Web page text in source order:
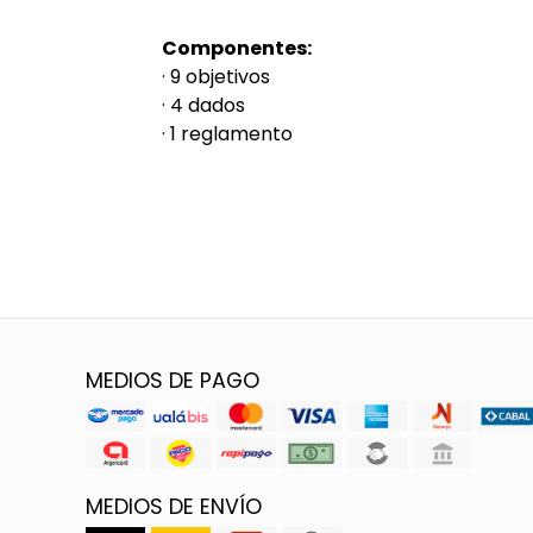
Componentes:
· 9 objetivos
· 4 dados
· 1 reglamento
MEDIOS DE PAGO
MEDIOS DE ENVÍO